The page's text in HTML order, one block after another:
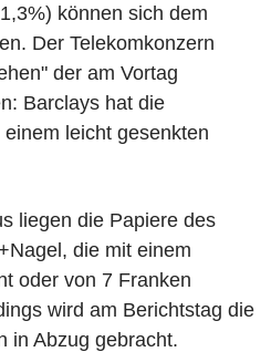
können sich dem
Der Telekomkonzern
der am Vortag
Barclays hat die
leicht gesenkten
liegen die Papiere des
die mit einem
oder von 7 Franken
wird am Berichtstag die
in Abzug gebracht.